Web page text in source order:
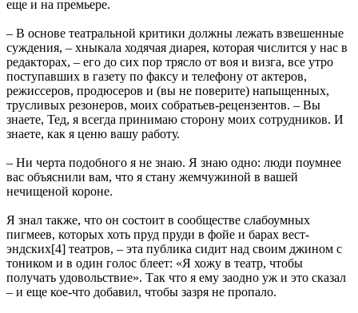
еще и на премьере.
– В основе театральной критики должны лежать взвешенные
суждения, – хныкала ходячая диарея, которая числится у нас в
редакторах, – его до сих пор трясло от воя и визга, все утро
поступавших в газету по факсу и телефону от актеров,
режиссеров, продюсеров и (вы не поверите) напыщенных,
трусливых резонеров, моих собратьев-рецензентов. – Вы
знаете, Тед, я всегда принимаю сторону моих сотрудников. И
знаете, как я ценю вашу работу.
– Ни черта подобного я не знаю. Я знаю одно: люди поумнее
вас объяснили вам, что я стану жемчужиной в вашей
нечищеной короне.
Я знал также, что он состоит в сообществе слабоумных
пигмеев, которых хоть пруд пруди в фойе и барах вест-
эндских[4] театров, – эта публика сидит над своим джином с
тоником и в один голос блеет: «Я хожу в театр, чтобы
получать удовольствие». Так что я ему заодно уж и это сказал
– и еще кое-что добавил, чтобы зазря не пропало.